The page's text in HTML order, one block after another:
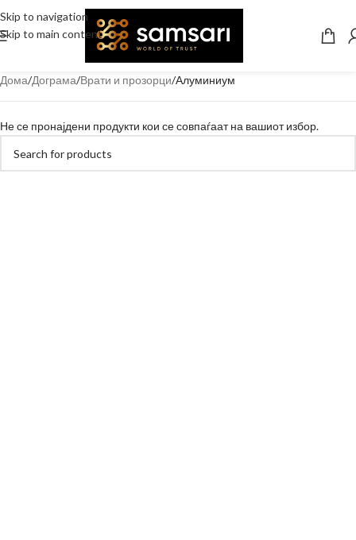
Skip to navigation
Skip to main content
Дома Дограма Врати и прозорци Алуминиум
Не се пронајдени продукти кои се совпаѓаат на вашиот избор.